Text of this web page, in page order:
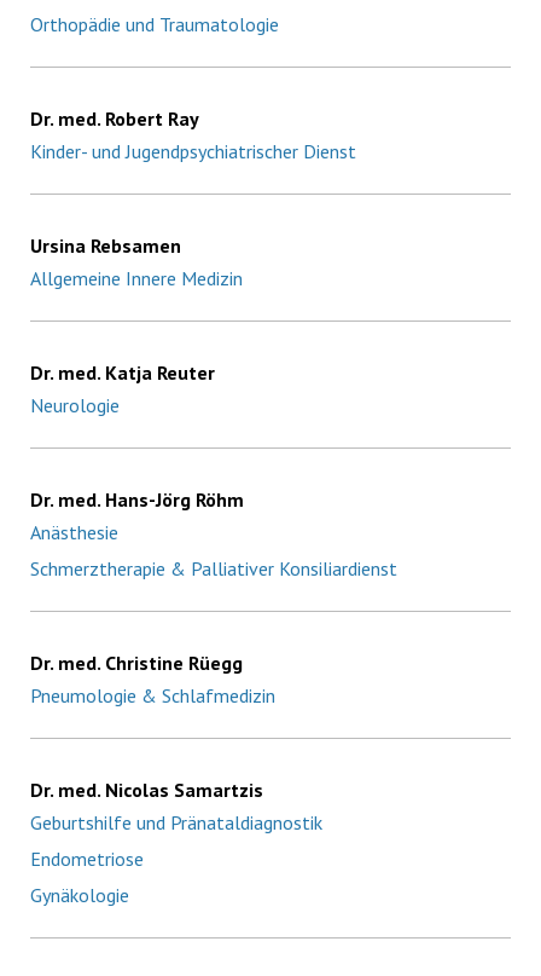
Orthopädie und Traumatologie
Dr. med. Robert Ray
Kinder- und Jugendpsychiatrischer Dienst
Ursina Rebsamen
Allgemeine Innere Medizin
Dr. med. Katja Reuter
Neurologie
Dr. med. Hans-Jörg Röhm
Anästhesie
Schmerztherapie & Palliativer Konsiliardienst
Dr. med. Christine Rüegg
Pneumologie & Schlafmedizin
Dr. med. Nicolas Samartzis
Geburtshilfe und Pränataldiagnostik
Endometriose
Gynäkologie